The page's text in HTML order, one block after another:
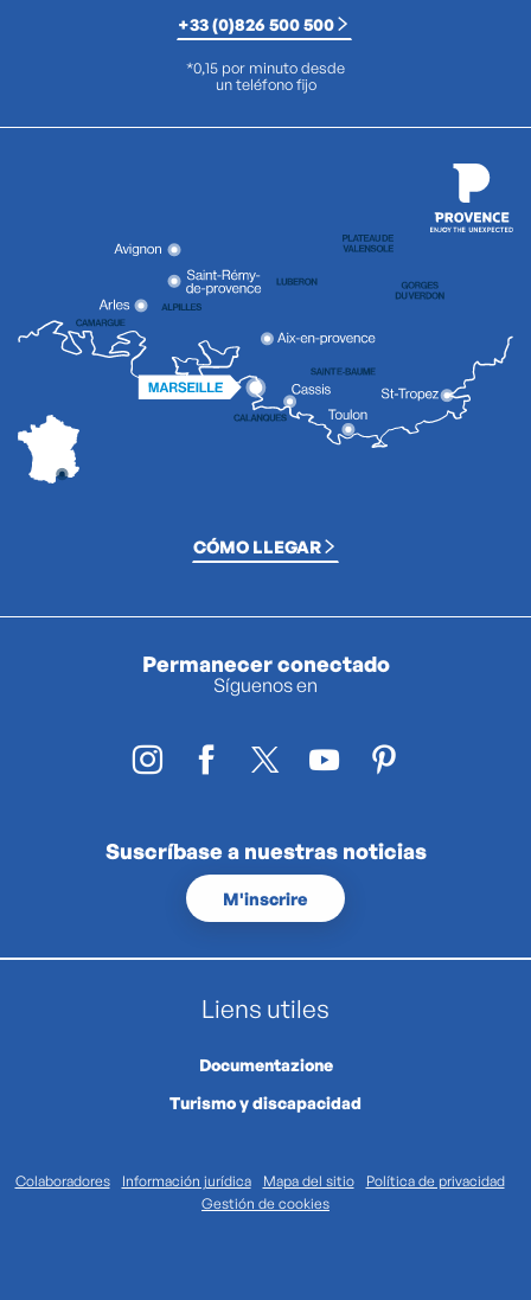
+33 (0)826 500 500
*0,15 por minuto desde
un teléfono fijo
CÓMO LLEGAR
Permanecer conectado
Síguenos en
Suscríbase a nuestras noticias
M'inscrire
Liens utiles
Documentazione
Turismo y discapacidad
Colaboradores Información jurídica Mapa del sitio
Política de privacidad
Gestión de cookies